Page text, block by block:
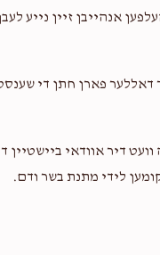
אנהייבן זיין נייע
דאללער פארן חתן די
דיר אוודאי ביישטיין
לידי מתנת בשר ודם.